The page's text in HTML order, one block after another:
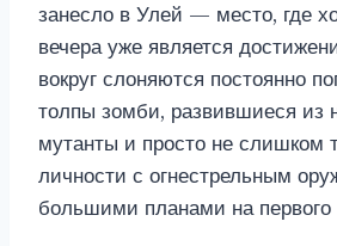
занесло в Улей — место, где
вечера уже является
вокруг слоняются постоянно
толпы зомби, развившиеся из
мутанты и просто не слишком
личности с огнестрельным
большими планами на первого